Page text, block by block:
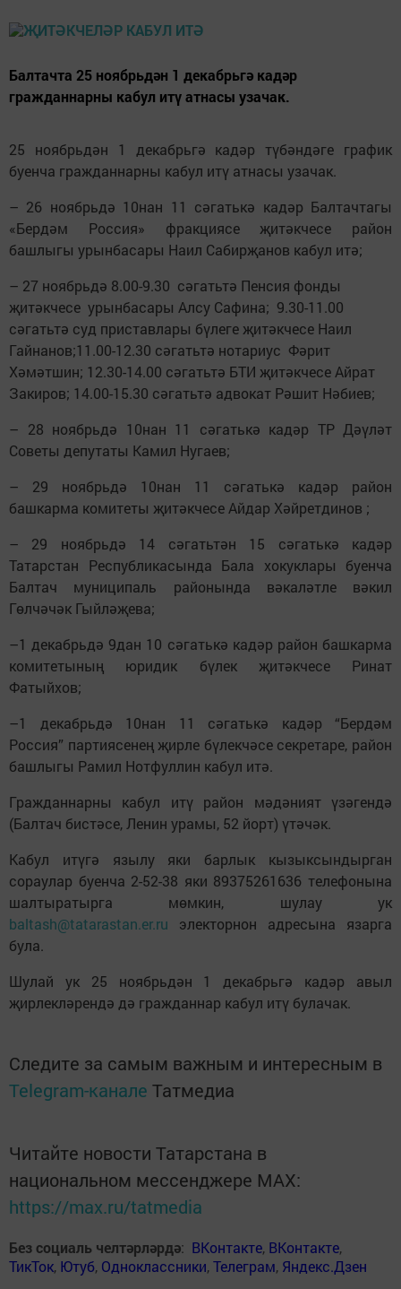
Балтачта 25 ноябрьдән 1 декабрьгә кадәр
гражданнарны кабул итү атнасы узачак.
25 ноябрьдән 1 декабрьгә кадәр түбәндәге график
буенча гражданнарны кабул итү атнасы узачак.
– 26 ноябрьдә 10нан 11 сәгатькә кадәр Балтачтагы
«Бердәм Россия» фракциясе җитәкчесе район
башлыгы урынбасары Наил Сабирҗанов кабул итә;
– 27 ноябрьдә 8.00-9.30 сәгатьтә Пенсия фонды
җитәкчесе урынбасары Алсу Сафина; 9.30-11.00
сәгатьтә суд приставлары бүлеге җитәкчесе Наил
Гайнанов;11.00-12.30 сәгатьтә нотариус Фәрит
Хәмәтшин; 12.30-14.00 сәгатьтә БТИ җитәкчесе Айрат
Закиров; 14.00-15.30 сәгатьтә адвокат Рәшит Нәбиев;
– 28 ноябрьдә 10нан 11 сәгатькә кадәр ТР Дәүләт
Советы депутаты Камил Нугаев;
– 29 ноябрьдә 10нан 11 сәгатькә кадәр район
башкарма комитеты җитәкчесе Айдар Хәйретдинов ;
– 29 ноябрьдә 14 сәгатьтән 15 сәгатькә кадәр
Татарстан Республикасында Бала хокуклары буенча
Балтач муниципаль районында вәкаләтле вәкил
Гөлчәчәк Гыйләҗева;
–1 декабрьдә 9дан 10 сәгатькә кадәр район башкарма
комитетының юридик бүлек җитәкчесе Ринат
Фатыйхов;
–1 декабрьдә 10нан 11 сәгатькә кадәр “Бердәм
Россия” партиясенең җирле бүлекчәсе секретаре, район
башлыгы Рамил Нотфуллин кабул итә.
Гражданнарны кабул итү район мәдәният үзәгендә
(Балтач бистәсе, Ленин урамы, 52 йорт) үтәчәк.
Кабул итүгә язылу яки барлык кызыксындырган
сораулар буенча 2-52-38 яки 89375261636 телефонына
шалтыратырга мөмкин, шулау ук
baltash@tatarastan.er.ru электорнон адресына язарга
була.
Шулай ук 25 ноябрьдән 1 декабрьгә кадәр авыл
җирлекләрендә дә гражданнар кабул итү булачак.
Следите за самым важным и интересным в
Telegram-канале Татмедиа
Читайте новости Татарстана в
национальном мессенджере MАХ:
https://max.ru/tatmedia
Без социаль челтәрләрдә: ВКонтакте, ВКонтакте,
ТикТок, Ютуб, Одноклассники,Телеграм, Яндекс.Дзен